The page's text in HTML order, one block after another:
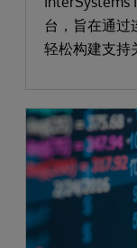
台，旨在通过
轻松构建支持